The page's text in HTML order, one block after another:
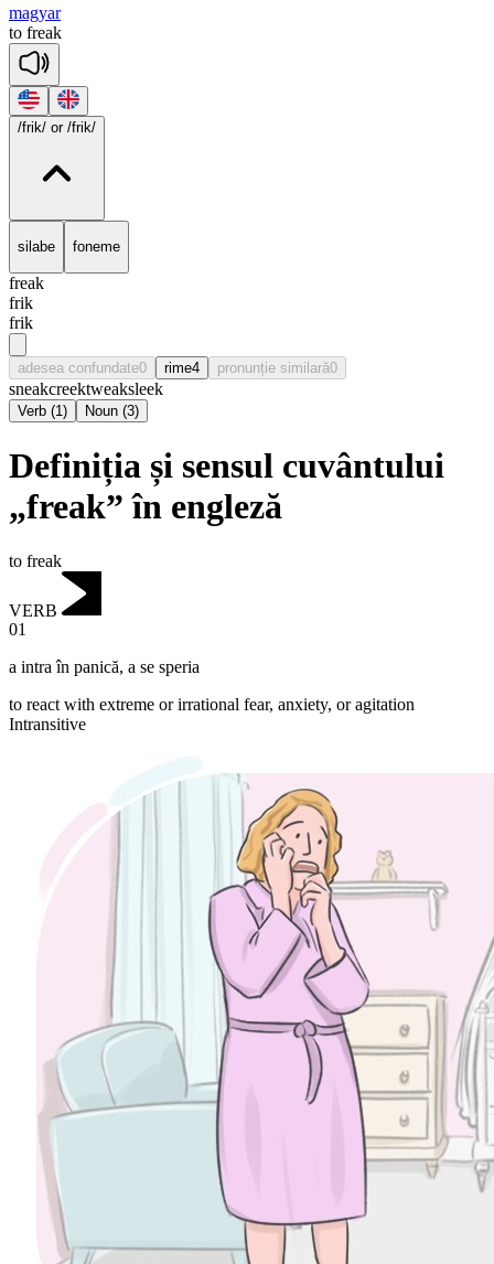
magyar
to freak
/frik/ or /frik/
silabe foneme
freak
frik
frik
adesea confundate0 rime4 pronunție similară0
sneakcreektweaksleek
Verb (1) Noun (3)
Definiția și sensul cuvântului
„freak” în engleză
to freak
VERB
01
a intra în panică, a se speria
to react with extreme or irrational fear, anxiety, or agitation
Intransitive